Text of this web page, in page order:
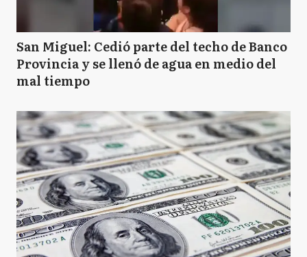
San Miguel: Cedió parte del techo de Banco
Provincia y se llenó de agua en medio del
mal tiempo